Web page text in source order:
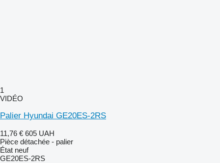
1
VIDÉO
Palier Hyundai GE20ES-2RS
11,76 € 605 UAH
Pièce détachée - palier
État neuf
GE20ES-2RS